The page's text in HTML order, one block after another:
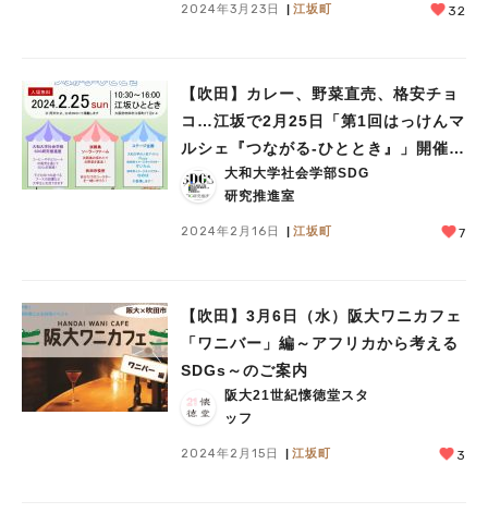
2024年3月23日 江坂町 32
【吹田】カレー、野菜直売、格安チョ
コ…江坂で2月25日「第1回はっけんマ
ルシェ『つながる-ひととき』」開催！
産学官連携で街をつなげよう！
大和大学社会学部SDG
研究推進室
2024年2月16日 江坂町 7
【吹田】3月6日（水）阪大ワニカフェ
「ワニバー」編～アフリカから考える
SDGs～のご案内
阪大21世紀懐徳堂スタ
ッフ
2024年2月15日 江坂町 3